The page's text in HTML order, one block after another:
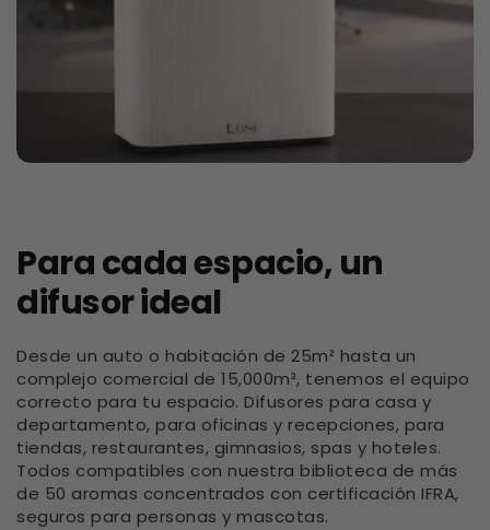
Para cada espacio, un
difusor ideal
Desde un auto o habitación de 25m² hasta un
complejo comercial de 15,000m³, tenemos el equipo
correcto para tu espacio. Difusores para casa y
departamento, para oficinas y recepciones, para
tiendas, restaurantes, gimnasios, spas y hoteles.
Todos compatibles con nuestra biblioteca de más
de 50 aromas concentrados con certificación IFRA,
seguros para personas y mascotas.